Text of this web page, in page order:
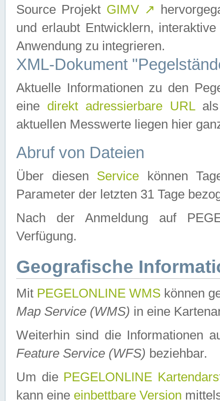
Source Projekt GIMV ↗
und erlaubt Entwicklern,
Anwendung zu integrieren.
XML-Dokument
Aktuelle Informationen zu den
eine direkt adressierbare URLals
aktuellen Messwerte liegen hier
Abruf von Dateien
Über diesen Service können
Parameter der letzten 31 Tage
Nach der Anmeldung auf
Verfügung.
Geografische
Mit PEGELONLINE WMS können
Map Service (WMS) in eine
Weiterhin sind die Informationen
Feature Service (WFS) beziehbar.
Um die PEGELONLINE
kann eine einbettbare Version